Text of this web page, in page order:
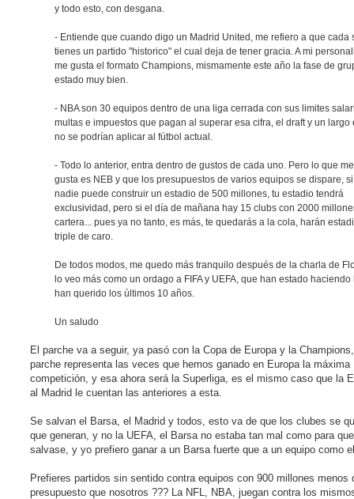
y todo esto, con desgana.
- Entiende que cuando digo un Madrid United, me refiero a que cada
tienes un partido "historico" el cual deja de tener gracia. A mi
me gusta el formato Champions, mismamente este año la fase de
estado muy bien.
- NBA son 30 equipos dentro de una liga cerrada con sus limites
multas e impuestos que pagan al superar esa cifra, el draft y un largo
no se podrían aplicar al fútbol actual.
- Todo lo anterior, entra dentro de gustos de cada uno. Pero lo que
gusta es NEB y que los presupuestos de varios equipos se dispare,
nadie puede construir un estadio de 500 millones, tu estadio tendrá
exclusividad, pero si el día de mañana hay 15 clubs con 2000
cartera... pues ya no tanto, es más, te quedarás a la cola, harán
triple de caro.
De todos modos, me quedo más tranquilo después de la charla de
lo veo más como un ordago a FIFA y UEFA, que han estado haciendo
han querido los últimos 10 años.
Un saludo
El parche va a seguir, ya pasó con la Copa de Europa y la
parche representa las veces que hemos ganado en Europa la máxima
competición, y esa ahora será la Superliga, es el mismo caso que la
al Madrid le cuentan las anteriores a esta.
Se salvan el Barsa, el Madrid y todos, esto va de que los clubes se
que generan, y no la UEFA, el Barsa no estaba tan mal como para
salvase, y yo prefiero ganar a un Barsa fuerte que a un equipo como
Prefieres partidos sin sentido contra equipos con 900 millones menos
presupuesto que nosotros ??? La NFL, NBA, juegan contra los